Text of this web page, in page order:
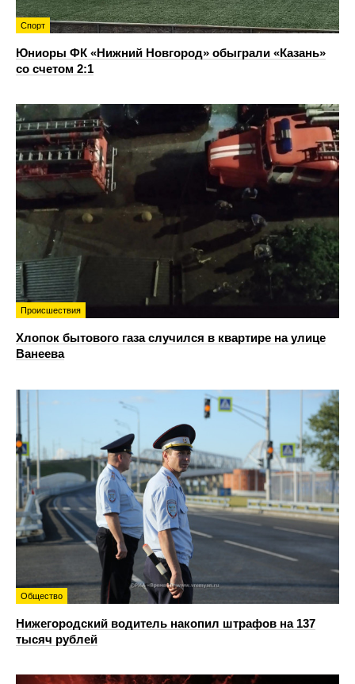
Спорт
Юниоры ФК «Нижний Новгород» обыграли «Казань»
со счетом 2:1
Происшествия
Хлопок бытового газа случился в квартире на улице
Ванеева
Общество
Нижегородский водитель накопил штрафов на 137
тысяч рублей